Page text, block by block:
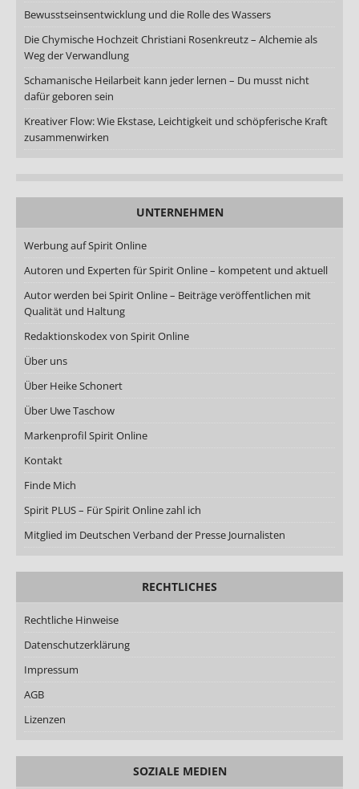
Bewusstseinsentwicklung und die Rolle des Wassers
Die Chymische Hochzeit Christiani Rosenkreutz – Alchemie als
Weg der Verwandlung
Schamanische Heilarbeit kann jeder lernen – Du musst nicht
dafür geboren sein
Kreativer Flow: Wie Ekstase, Leichtigkeit und schöpferische Kraft
zusammenwirken
UNTERNEHMEN
Werbung auf Spirit Online
Autoren und Experten für Spirit Online – kompetent und aktuell
Autor werden bei Spirit Online – Beiträge veröffentlichen mit
Qualität und Haltung
Redaktionskodex von Spirit Online
Über uns
Über Heike Schonert
Über Uwe Taschow
Markenprofil Spirit Online
Kontakt
Finde Mich
Spirit PLUS – Für Spirit Online zahl ich
Mitglied im Deutschen Verband der Presse Journalisten
RECHTLICHES
Rechtliche Hinweise
Datenschutzerklärung
Impressum
AGB
Lizenzen
SOZIALE MEDIEN